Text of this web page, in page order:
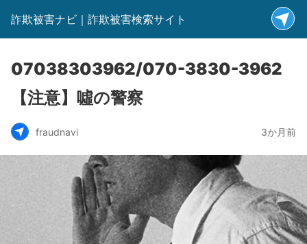
詐欺被害ナビ｜詐欺被害検索サイト
07038303962/070-3830-3962
【注意】噓の警察
fraudnavi 3か月前